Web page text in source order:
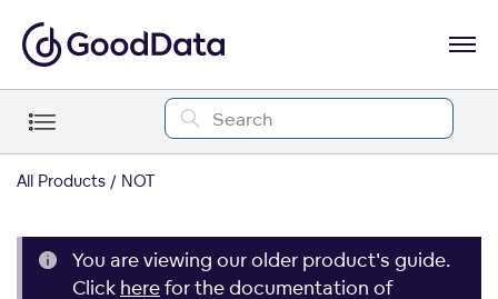
All Products NOT
You are viewing our older product's guide.
Click herefor the documentation of